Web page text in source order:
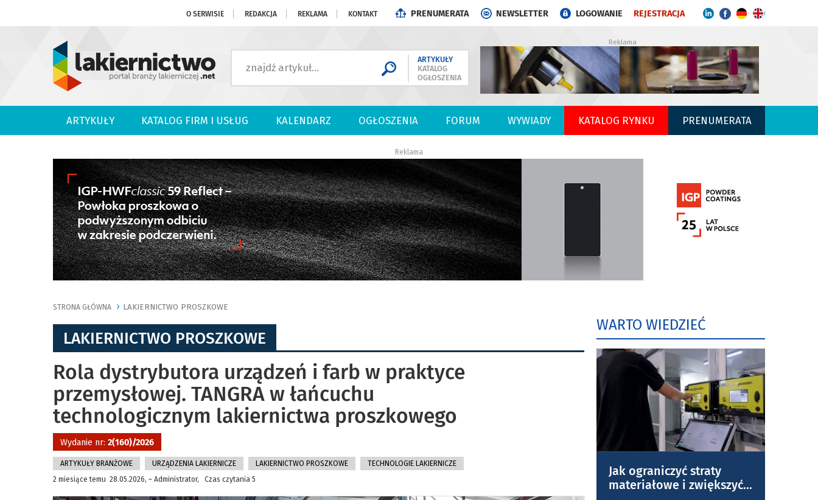
O SERWISIE REDAKCJA REKLAMA KONTAKT PRENUMERATA NEWSLETTER LOGOWANIE REJESTRACJA
ARTYKUŁY
KATALOG
OGŁOSZENIA
Reklama
ARTYKUŁY KATALOG FIRM I USŁUG KALENDARZ OGŁOSZENIA FORUM WYWIADY KATALOG RYNKU PRENUMERATA
Reklama
STRONA GŁÓWNA LAKIERNICTWO PROSZKOWE
LAKIERNICTWO PROSZKOWE
Rola dystrybutora urządzeń i farb w praktyce
przemysłowej. TANGRA w łańcuchu
technologicznym lakiernictwa proszkowego
Wydanie nr: 2(160)/2026
ARTYKUŁY BRANŻOWE URZĄDZENIA LAKIERNICZE LAKIERNICTWO PROSZKOWE
TECHNOLOGIE LAKIERNICZE
2 miesiące temu 28.05.2026, ~ Administrator, Czas czytania 5
WARTO WIEDZIEĆ
Jak ograniczyć straty
materiałowe i zwiększyć...